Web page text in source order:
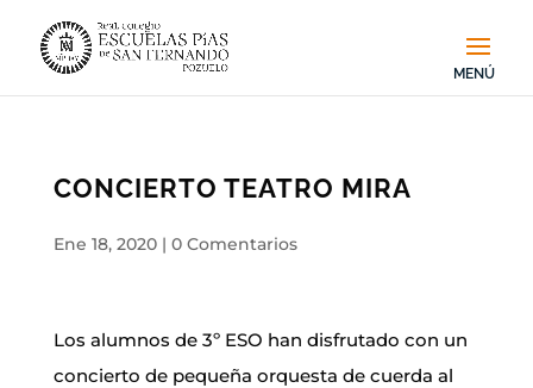
CONCIERTO TEATRO MIRA
Ene 18, 2020| 0 Comentarios
Los alumnos de 3º ESO han disfrutado con un
concierto de pequeña orquesta de cuerda al